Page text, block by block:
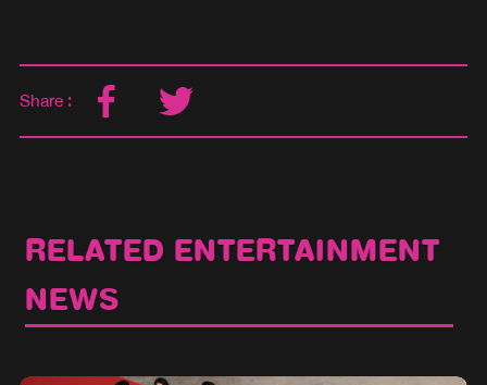
Share :
RELATED ENTERTAINMENT
NEWS